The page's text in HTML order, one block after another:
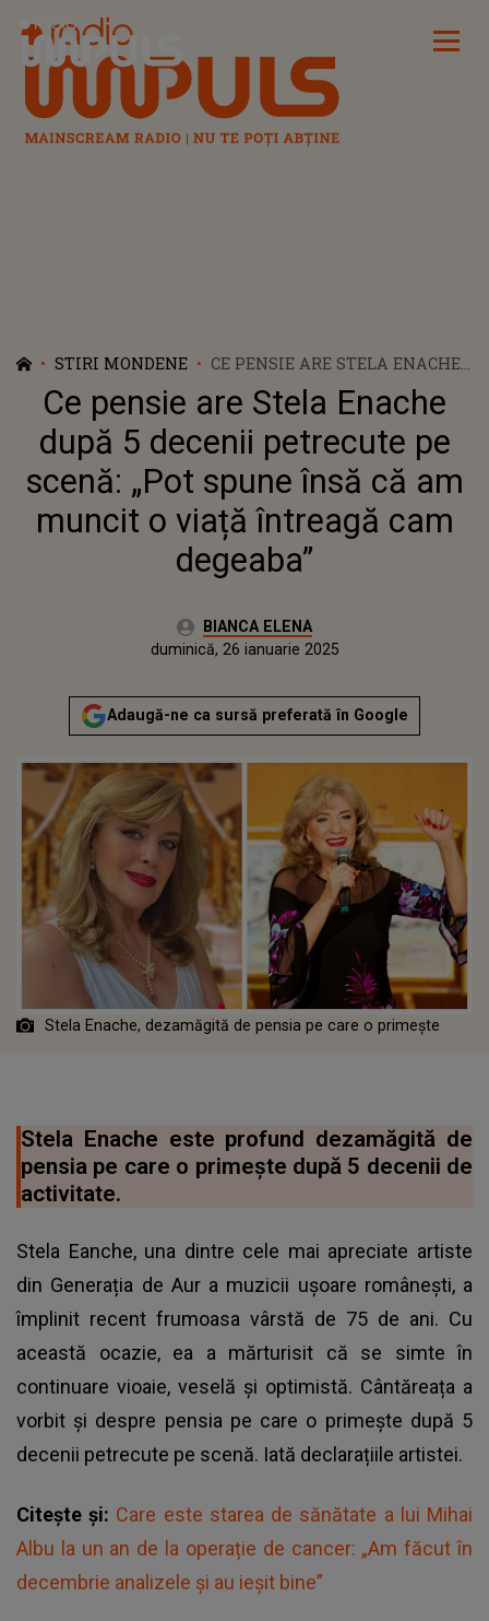
Radio Impuls
STIRI MONDENE
CE PENSIE ARE STELA ENACHE
DUPĂ 5 DECENII PETRECUTE PE
SCENĂ: „POT SPUNE ÎNSĂ CĂ
AM MUNCIT O VIAȚĂ
ÎNTREAGĂ CAM DEGEABA”
Ce pensie are Stela Enache
după 5 decenii petrecute pe
scenă: „Pot spune însă că am
muncit o viață întreagă cam
degeaba”
Autor:BIANCA ELENA
Publicat:
duminică, 26 ianuarie 2025
Adaugă-ne ca sursă preferată în Google
Stela Enache, dezamăgită de pensia pe care o primește
Stela Enache este profund dezamăgită de
pensia pe care o primește după 5 decenii de
activitate.
Stela Eanche, una dintre cele mai apreciate artiste
din Generația de Aur a muzicii ușoare românești, a
împlinit recent frumoasa vârstă de 75 de ani. Cu
această ocazie, ea a mărturisit că se simte în
continuare vioaie, veselă și optimistă. Cântăreața a
vorbit și despre pensia pe care o primește după 5
decenii petrecute pe scenă. Iată declarațiile artistei.
Citește și: Care este starea de sănătate a lui Mihai
Albu la un an de la operație de cancer: „Am făcut în
decembrie analizele și au ieșit bine”